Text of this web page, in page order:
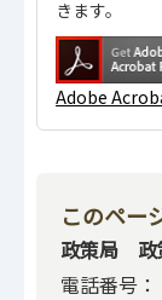
きます。
Adobe
このペー
政策局 政
電話番号：